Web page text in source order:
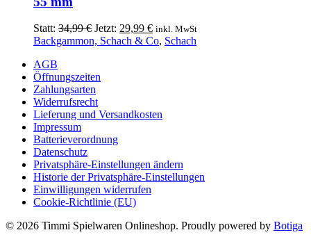
Statt: 34,99€ Ursprünglicher
Preis
Jetzt: 29,99 €Aktueller
Preis
inkl. MwSt
Backgammon, Schach & Co, Schach
AGB
Öffnungszeiten
Zahlungsarten
Widerrufsrecht
Lieferung und Versandkosten
Impressum
Batterieverordnung
Datenschutz
Privatsphäre-Einstellungen ändern
Historie der Privatsphäre-Einstellungen
Einwilligungen widerrufen
Cookie-Richtlinie (EU)
© 2026 Timmi Spielwaren Onlineshop. Proudly powered by Botiga